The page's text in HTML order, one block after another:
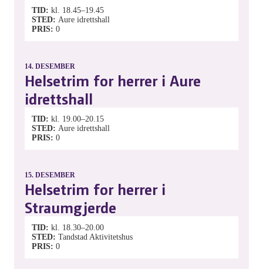
TID kl. 18.45–19.45
STED Aure idrettshall
PRIS 0
14. DESEMBER
Helsetrim for herrer i Aure
idrettshall
TID kl. 19.00–20.15
STED Aure idrettshall
PRIS 0
15. DESEMBER
Helsetrim for herrer i
Straumgjerde
TID kl. 18.30–20.00
STED Tandstad Aktivitetshus
PRIS 0